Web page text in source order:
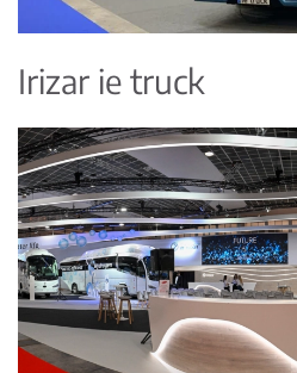
Irizar ie truck